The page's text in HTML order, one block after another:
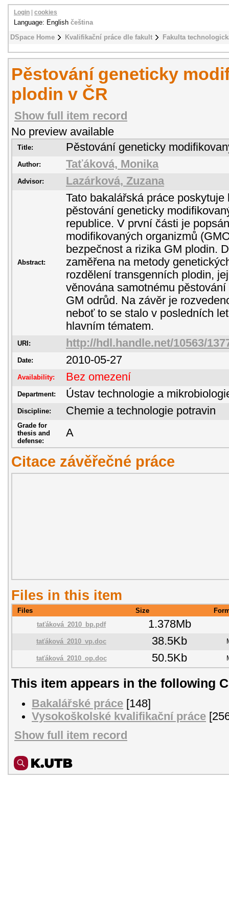
DSpace Home Kvalifikační práce dle fakult Fakulta
Login cookies
Language: English čeština
Pěstování geneticky
plodin v ČR
Show full item record
No preview available
Title: Pěstování geneticky
Author: Taťáková, Monika
Advisor: Lazárková, Zuzana
Abstract:
Tato bakalářská práce
pěstování geneticky
republice. V první části je
modifikovaných organizmů
bezpečnost a rizika GM plodin.
zaměřena na metody
rozdělení transgenních plodin,
věnována samotnému
GM odrůd. Na závěr je
neboť to se stalo v posledních
hlavním tématem.
URI: http://hdl.handle.net/10563/
Date: 2010-05-27
Availability: Bez omezení
Department: Ústav technologie a
Discipline: Chemie a technologie potravin
Grade for
thesis and
defense:
A
Citace závěřečné práce
Files in this item
Files Size
taťáková_2010_bp.pdf
1.378Mb
taťáková_2010_vp.doc 38.5Kb
taťáková_2010_op.doc 50.5Kb
This item appears in the following
Bakalářské práce [148]
Vysokoškolské kvalifikační práce
Show full item record